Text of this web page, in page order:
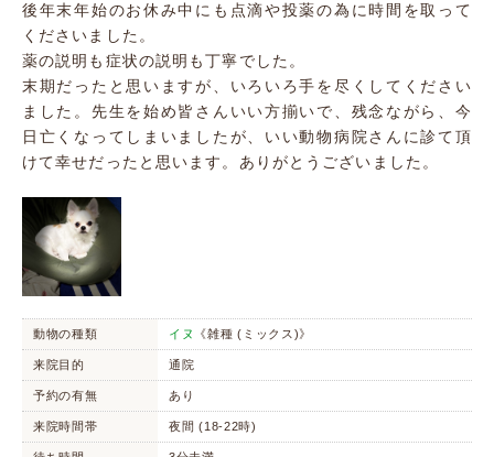
後年末年始のお休み中にも点滴や投薬の為に時間を取って
くださいました。
薬の説明も症状の説明も丁寧でした。
末期だったと思いますが、いろいろ手を尽くしてください
ました。先生を始め皆さんいい方揃いで、残念ながら、今
日亡くなってしまいましたが、いい動物病院さんに診て頂
けて幸せだったと思います。ありがとうございました。
動物の種類 イヌ 《雑種 (ミックス)》
来院目的 通院
予約の有無 あり
来院時間帯 夜間 (18-22時)